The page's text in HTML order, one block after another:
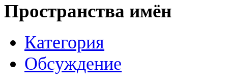
Пространства имён
Категория
Обсуждение